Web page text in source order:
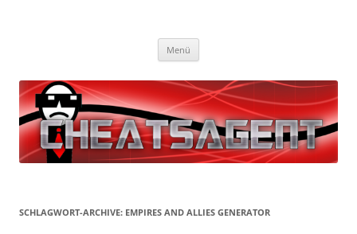
Menü
SCHLAGWORT-ARCHIVE: EMPIRES AND ALLIES GENERATOR